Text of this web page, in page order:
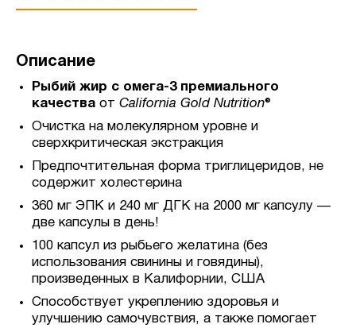
Описание
Рыбий жир с омега-3 премиального
качества от California Gold Nutrition®
Очистка на молекулярном уровне и
сверхкритическая экстракция
Предпочтительная форма триглицеридов, не
содержит холестерина
360 мг ЭПК и 240 мг ДГК на 2000 мг капсулу —
две капсулы в день!
100 капсул из рыбьего желатина (без
использования свинины и говядины),
произведенных в Калифорнии, США
Способствует укреплению здоровья и
улучшению самочувствия, а также помогает